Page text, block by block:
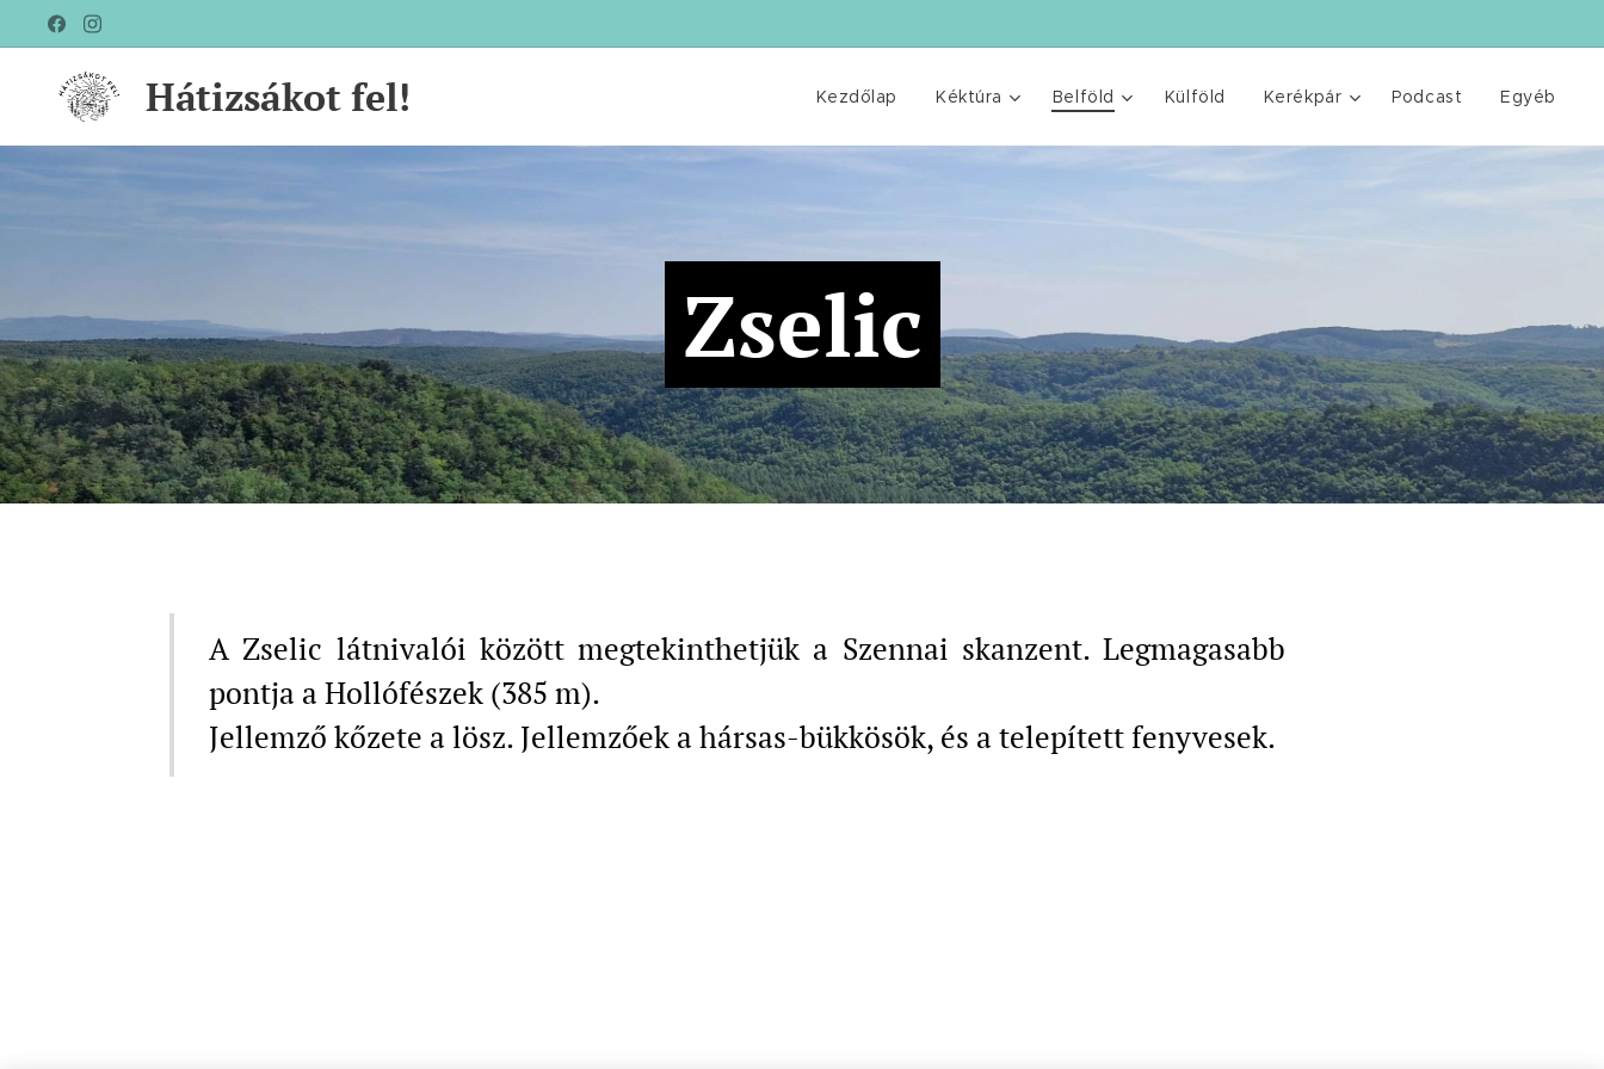
Hátizsákot fel! Kezdőlap Kéktúra Belföld Külföld Kerékpár Podcast Egyéb
Zselic
A Zselic látnivalói között megtekinthetjük a Szennai skanzent. Legmagasabb
pontja a Hollófészek (385 m).
Jellemző kőzete a lösz. Jellemzőek a hársas-bükkösök, és a telepített fenyvesek.